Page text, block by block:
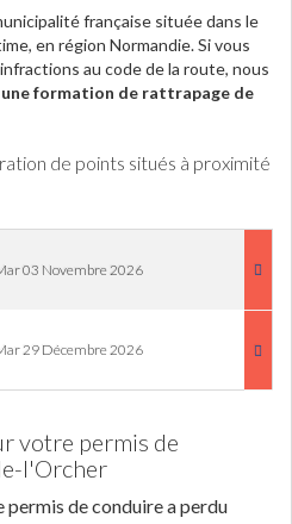
française située dans le
en région Normandie. Si vous
au code de la route, nous
une formation de rattrapage de
de points situés à proximité
03 Novembre 2026
29 Décembre 2026
votre permis de
l'Orcher
de conduire a perdu